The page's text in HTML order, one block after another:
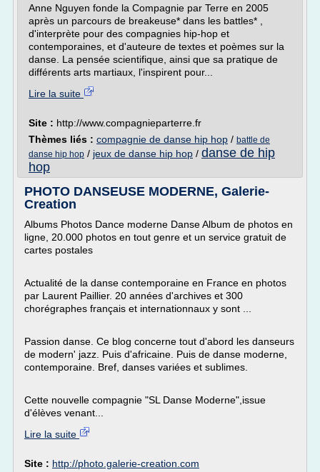
Anne Nguyen fonde la Compagnie par Terre en 2005
après un parcours de breakeuse* dans les battles* ,
d'interprète pour des compagnies hip-hop et
contemporaines, et d'auteure de textes et poèmes sur la
danse. La pensée scientifique, ainsi que sa pratique de
différents arts martiaux, l'inspirent pour...
Lire la suite
Site : http://www.compagnieparterre.fr
Thèmes liés : compagnie de danse hip hop / battle de
danse hip hop / jeux de danse hip hop / danse de hip
hop
PHOTO DANSEUSE MODERNE, Galerie-
Creation
Albums Photos Dance moderne Danse Album de photos en
ligne, 20.000 photos en tout genre et un service gratuit de
cartes postales
Actualité de la danse contemporaine en France en photos
par Laurent Paillier. 20 années d'archives et 300
chorégraphes français et internationnaux y sont ...
Passion danse. Ce blog concerne tout d'abord les danseurs
de modern' jazz. Puis d'africaine. Puis de danse moderne,
contemporaine. Bref, danses variées et sublimes.
Cette nouvelle compagnie "SL Danse Moderne",issue
d'élèves venant...
Lire la suite
Site : http://photo.galerie-creation.com